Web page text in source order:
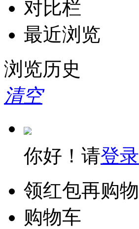
对比栏
最近浏览
浏览历史
清空
你好！请登录
领红包再购物
购物车